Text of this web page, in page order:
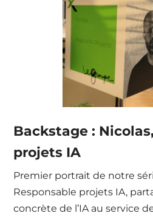
Backstage :
projets IA
Premier portrait de notre
Responsable projets IA,
concrète de l’IA au service